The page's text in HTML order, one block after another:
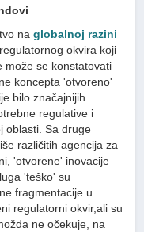
na globalnoj razini
okvira koji
može se konstatovati
koncepta 'otvoreno'
bilo značajnijih
regulative i
oblasti. Sa druge
različitih agencija za
'otvorene' inovacije
'teško' su
fragmentacije u
regulatorni okvir,ali su
ne očekuje, na